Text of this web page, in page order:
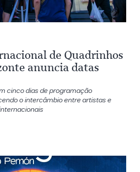
de Quadrinhos
anuncia datas
cinco dias de programação
o intercâmbio entre artistas e